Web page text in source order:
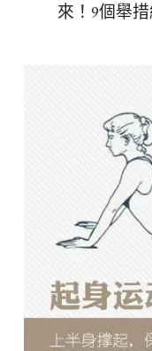
來！9個舉措